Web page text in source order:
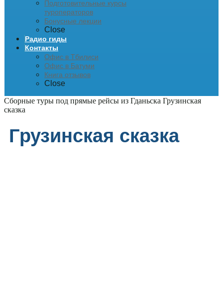
Подготовительные курсы
туроператоров
Бонусные лекции
Close
Радио гиды
Контакты
Офис в Тбилиси
Офис в Батуми
Книга отзывов
Close
Сборные туры под прямые рейсы из Гданьска Грузинская
сказка
Грузинская сказка